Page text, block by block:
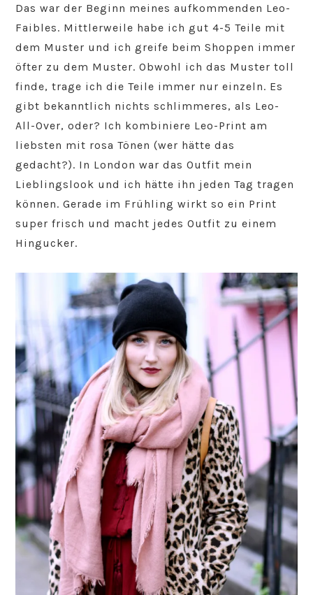
Das war der Beginn meines aufkommenden Leo-
Faibles. Mittlerweile habe ich gut 4-5 Teile mit
dem Muster und ich greife beim Shoppen immer
öfter zu dem Muster. Obwohl ich das Muster toll
finde, trage ich die Teile immer nur einzeln. Es
gibt bekanntlich nichts schlimmeres, als Leo-
All-Over, oder? Ich kombiniere Leo-Print am
liebsten mit rosa Tönen (wer hätte das
gedacht?). In London war das Outfit mein
Lieblingslook und ich hätte ihn jeden Tag tragen
können. Gerade im Frühling wirkt so ein Print
super frisch und macht jedes Outfit zu einem
Hingucker.